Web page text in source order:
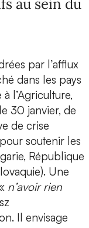
au sein du
par l’afflux
dans les pays
l’Agriculture,
30 janvier, de
de crise
soutenir les
République
Une
n’avoir rien
Il envisage